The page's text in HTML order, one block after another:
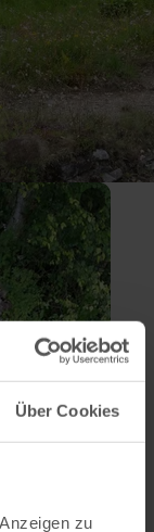
Über Cookies
zu